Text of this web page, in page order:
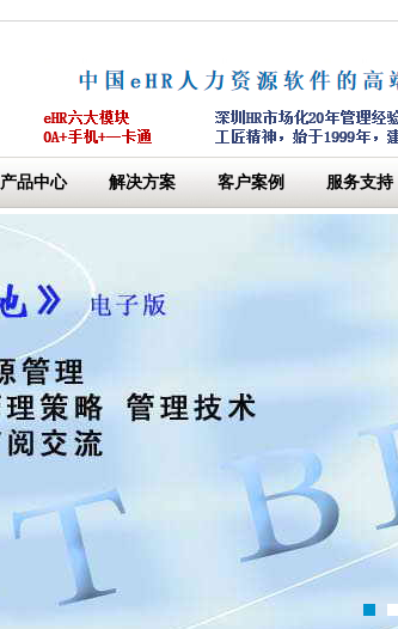
产品中心 解决方案 客户案例 服务支持